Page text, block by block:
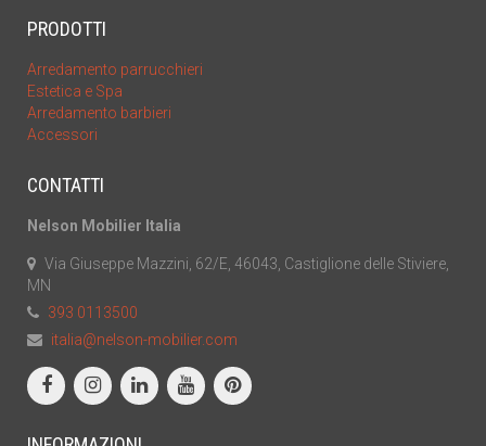
PRODOTTI
Arredamento parrucchieri
Estetica e Spa
Arredamento barbieri
Accessori
CONTATTI
Nelson Mobilier Italia
Via Giuseppe Mazzini, 62/E, 46043, Castiglione delle Stiviere,
MN
393 0113500
italia@nelson-mobilier.com